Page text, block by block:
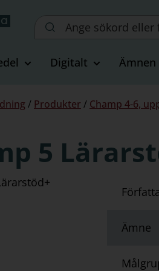
Sök
webbplatsen::
Digitalt Ämnen
/ Produkter / Champ 4-6,
5
Ämne